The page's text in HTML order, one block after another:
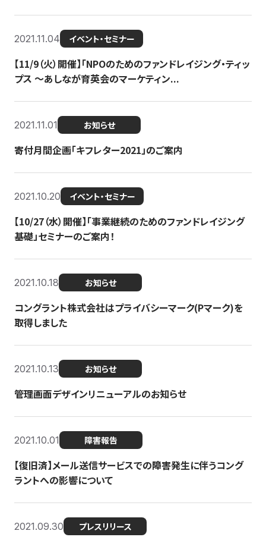
2021.11.04 イベント・セミナー
【11/9（火）開催】「NPOのためのファンドレイジング・ティッ
プス 〜あしなが育英会のマーケティン...
2021.11.01 お知らせ
寄付月間企画「キフレター2021」のご案内
2021.10.20 イベント・セミナー
【10/27（水）開催】「事業継続のためのファンドレイジング
基礎」セミナーのご案内！
2021.10.18 お知らせ
コングラント株式会社はプライバシーマーク(Pマーク)を
取得しました
2021.10.13 お知らせ
管理画面デザインリニューアルのお知らせ
2021.10.01 障害報告
【復旧済】メール送信サービスでの障害発生に伴うコング
ラントへの影響について
2021.09.30 プレスリリース